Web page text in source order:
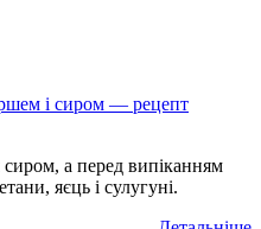
і сиром — рецепт
а перед випіканням
яєць і сулугуні.